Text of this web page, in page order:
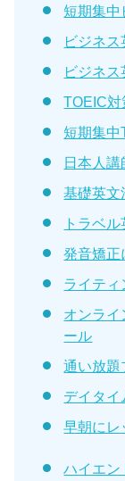
短期集中
ビジネ
ビジネ
TOEIC
短期集中
日本人
基礎英文
トラベ
発音矯正
ライティ
オンライ
ール
通い放題
デイタイ
早朝にレ
ハイエン